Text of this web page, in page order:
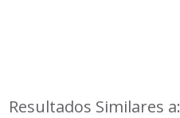
Resultados Similares a: